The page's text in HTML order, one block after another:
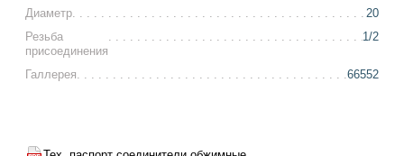
Диаметр
20
Резьба
присоединения
1/2
Галлерея 66552